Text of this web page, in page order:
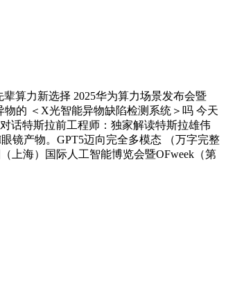
算力新选择 2025华为算力场景发布会暨
的 ＜X光智能异物缺陷检测系统＞吗 今天
话特斯拉前工程师：独家解读特斯拉雄伟
镜产物。GPT5迈向完全多模态 （万字完整
上海）国际人工智能博览会暨OFweek（第